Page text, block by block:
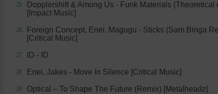
25
Dopplershift & Among Us - Funk Materials (Theoretical
[Impact Music]
26
Foreign Concept, Enei, Magugu - Sticks (Sam Binga
[Critical Music]
27 ID - ID
28 Enei, Jakes - Move In Silence [Critical Music]
29 Optical – To Shape The Future (Remix) [Metalheadz]